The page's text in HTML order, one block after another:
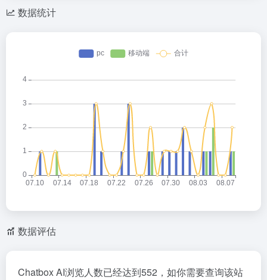
数据统计
数据评估
Chatbox AI浏览人数已经达到552，如你需要查询该站